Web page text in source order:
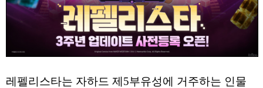
레펠리스타는 자하드 제5부유성에 거주하는 인물